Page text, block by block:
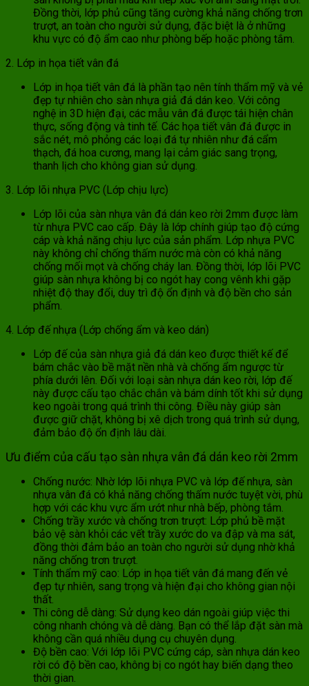
Đồng thời, lớp phủ cũng tăng cường khả năng chống trơn
trượt, an toàn cho người sử dụng, đặc biệt là ở những
khu vực có độ ẩm cao như phòng bếp hoặc phòng tắm.
2. Lớp in họa tiết vân đá
Lớp in họa tiết vân đá là phần tạo nên tính thẩm mỹ và vẻ
đẹp tự nhiên cho sàn nhựa giả đá dán keo. Với công
nghệ in 3D hiện đại, các mẫu vân đá được tái hiện chân
thực, sống động và tinh tế. Các họa tiết vân đá được in
sắc nét, mô phỏng các loại đá tự nhiên như đá cẩm
thạch, đá hoa cương, mang lại cảm giác sang trọng,
thanh lịch cho không gian sử dụng.
3. Lớp lõi nhựa PVC (Lớp chịu lực)
Lớp lõi của sàn nhựa vân đá dán keo rời 2mm được làm
từ nhựa PVC cao cấp. Đây là lớp chính giúp tạo độ cứng
cáp và khả năng chịu lực của sản phẩm. Lớp nhựa PVC
này không chỉ chống thấm nước mà còn có khả năng
chống mối mọt và chống cháy lan. Đồng thời, lớp lõi PVC
giúp sàn nhựa không bị co ngót hay cong vênh khi gặp
nhiệt độ thay đổi, duy trì độ ổn định và độ bền cho sản
phẩm.
4. Lớp đế nhựa (Lớp chống ẩm và keo dán)
Lớp đế của sàn nhựa giả đá dán keo được thiết kế để
bám chắc vào bề mặt nền nhà và chống ẩm ngược từ
phía dưới lên. Đối với loại sàn nhựa dán keo rời, lớp đế
này được cấu tạo chắc chắn và bám dính tốt khi sử dụng
keo ngoài trong quá trình thi công. Điều này giúp sàn
được giữ chặt, không bị xê dịch trong quá trình sử dụng,
đảm bảo độ ổn định lâu dài.
Ưu điểm của cấu tạo sàn nhựa vân đá dán keo rời 2mm
Chống nước: Nhờ lớp lõi nhựa PVC và lớp đế nhựa, sàn
nhựa vân đá có khả năng chống thấm nước tuyệt vời, phù
hợp với các khu vực ẩm ướt như nhà bếp, phòng tắm.
Chống trầy xước và chống trơn trượt: Lớp phủ bề mặt
bảo vệ sàn khỏi các vết trầy xước do va đập và ma sát,
đồng thời đảm bảo an toàn cho người sử dụng nhờ khả
năng chống trơn trượt.
Tính thẩm mỹ cao: Lớp in họa tiết vân đá mang đến vẻ
đẹp tự nhiên, sang trọng và hiện đại cho không gian nội
thất.
Thi công dễ dàng: Sử dụng keo dán ngoài giúp việc thi
công nhanh chóng và dễ dàng. Bạn có thể lắp đặt sàn mà
không cần quá nhiều dụng cụ chuyên dụng.
Độ bền cao: Với lớp lõi PVC cứng cáp, sàn nhựa dán keo
rời có độ bền cao, không bị co ngót hay biến dạng theo
thời gian.